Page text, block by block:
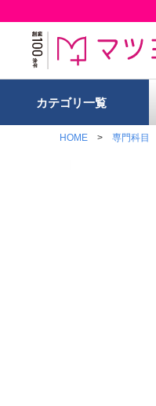
カテゴリ一覧
HOME 専門科目